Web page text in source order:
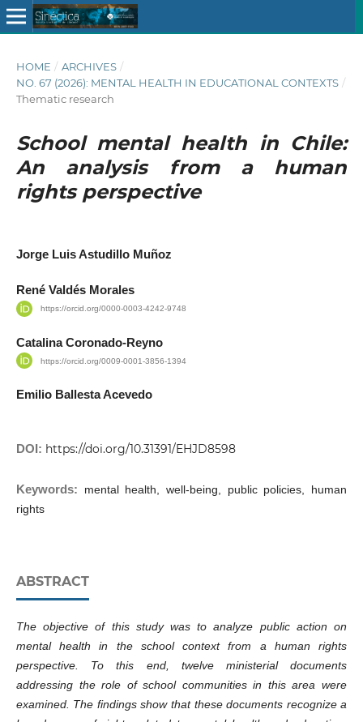
HOME / ARCHIVES /
NO. 67 (2026): MENTAL HEALTH IN EDUCATIONAL CONTEXTS /
Thematic research
School mental health in Chile:
An analysis from a human
rights perspective
Jorge Luis Astudillo Muñoz
René Valdés Morales
https://orcid.org/0000-0003-4242-9748
Catalina Coronado-Reyno
https://orcid.org/0009-0001-3856-1394
Emilio Ballesta Acevedo
DOI: https://doi.org/10.31391/EHJD8598
Keywords:
mental health, well-being, public policies, human
rights
ABSTRACT
The objective of this study was to analyze public action on
mental health in the school context from a human rights
perspective. To this end, twelve ministerial documents
addressing the role of school communities in this area were
examined. The findings show that these documents recognize a